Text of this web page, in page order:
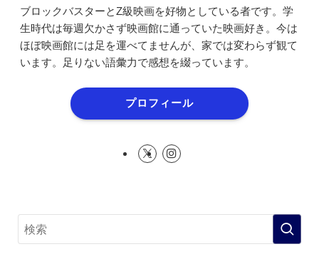
ブロックバスターとZ級映画を好物としている者です。学
生時代は毎週欠かさず映画館に通っていた映画好き。今は
ほぼ映画館には足を運べてませんが、家では変わらず観て
います。足りない語彙力で感想を綴っています。
プロフィール